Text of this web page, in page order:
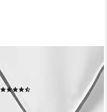
Bettwäsche Pipping, Mako
Satin, 1 teilig
11,99 €